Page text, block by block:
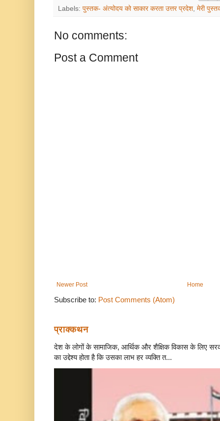
Labels: पुस्तक- अंत्योदय को साकार करता उत्तर प्रदेश, मेरी
No comments:
Post a Comment
Newer Post Home
Subscribe to: Post Comments (Atom)
प्राक्कथन
देश के लोगों के सामाजिक, आर्थिक और शैक्षिक विकास के लिए
का उद्देश्य होता है कि उसका लाभ हर व्यक्ति त...